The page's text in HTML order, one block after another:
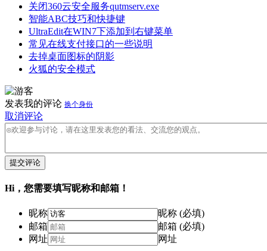
关闭360云安全服务qutmserv.exe
智能ABC技巧和快捷键
UltraEdit在WIN7下添加到右键菜单
常见在线支付接口的一些说明
去掉桌面图标的阴影
火狐的安全模式
发表我的评论 换个身份
取消评论
提交评论
Hi，您需要填写昵称和邮箱！
昵称
昵称 (必填)
邮箱
邮箱 (必填)
网址
网址